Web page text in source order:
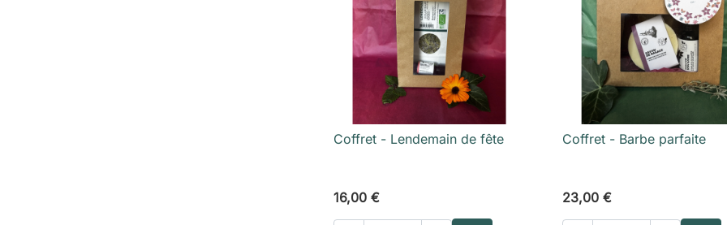
 Aperçu rapide
Coffret - Lendemain de fête
16,00 €
 Aperçu rapide
Coffret - Barbe parfaite
23,00 €